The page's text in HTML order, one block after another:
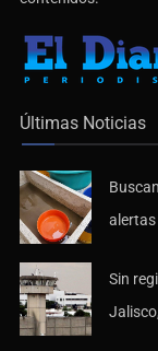
Últimas Noticias
Sin